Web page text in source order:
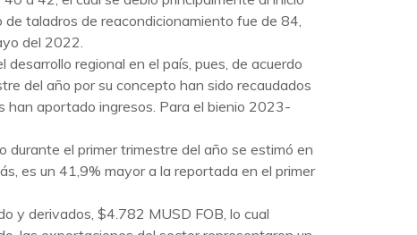
taladros de reacondicionamiento fue de 84,
del 2022.
regional en el país, pues, de acuerdo
del año por su concepto han sido recaudados
han aportado ingresos. Para el bienio 2023-
durante el primer trimestre del año se estimó en
es un 41,9% mayor a la reportada en el primer
y derivados, $4.782 MUSD FOB, lo cual